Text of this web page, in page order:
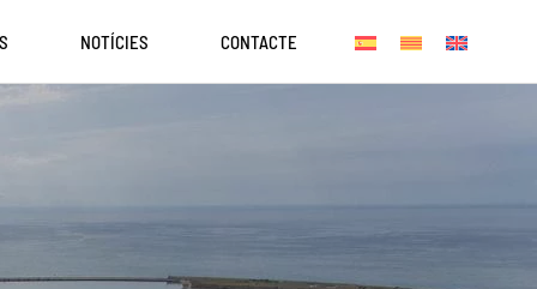
NOTÍCIES CONTACTE